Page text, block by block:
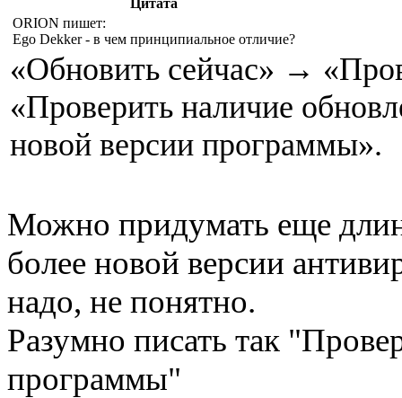
Цитата
ORION пишет:
Ego Dekker - в чем принципиальное отличие?
«Обновить сейчас» →
«Проверить наличие
новой версии программы».
Можно придумать еще
более новой версии
надо, не понятно.
Разумно писать так
программы"